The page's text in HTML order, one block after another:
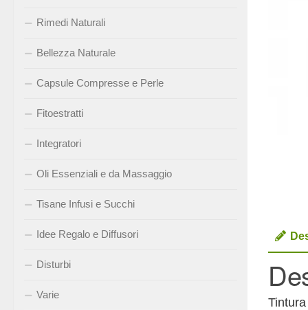
Rimedi Naturali
Bellezza Naturale
Capsule Compresse e Perle
Fitoestratti
Integratori
Oli Essenziali e da Massaggio
Tisane Infusi e Succhi
Idee Regalo e Diffusori
Disturbi
Varie